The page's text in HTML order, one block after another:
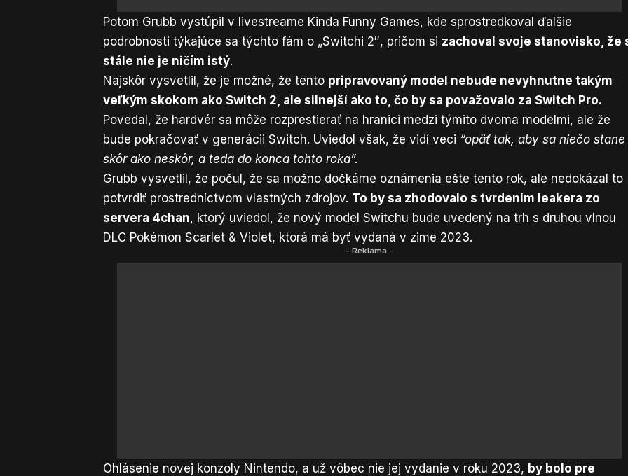
Potom Grubb vystúpil v livestreame Kinda Funny Games, kde sprostredkoval ďalšie
podrobnosti týkajúce sa týchto fám o „Switchi 2″, pričom si zachoval svoje stanovisko, že
stále nie je ničím istý.
Najskôr vysvetlil, že je možné, že tento pripravovaný model nebude nevyhnutne takým
veľkým skokom ako Switch 2, ale silnejší ako to, čo by sa považovalo za Switch Pro.
Povedal, že hardvér sa môže rozprestierať na hranici medzi týmito dvoma modelmi, ale že
bude pokračovať v generácii Switch. Uviedol však, že vidí veci “opäť tak, aby sa niečo stane
skôr ako neskôr, a teda do konca tohto roka”.
Grubb vysvetlil, že počul, že sa možno dočkáme oznámenia ešte tento rok, ale nedokázal to
potvrdiť prostredníctvom vlastných zdrojov. To by sa zhodovalo s tvrdením leakera zo
servera 4chan, ktorý uviedol, že nový model Switchu bude uvedený na trhs druhou vlnou
DLC Pokémon Scarlet & Violet, ktorá má byť vydaná v zime 2023.
- Reklama -
Ohlásenie novej konzoly Nintendo, a už vôbec nie jej vydanie v roku 2023, by bolo pre